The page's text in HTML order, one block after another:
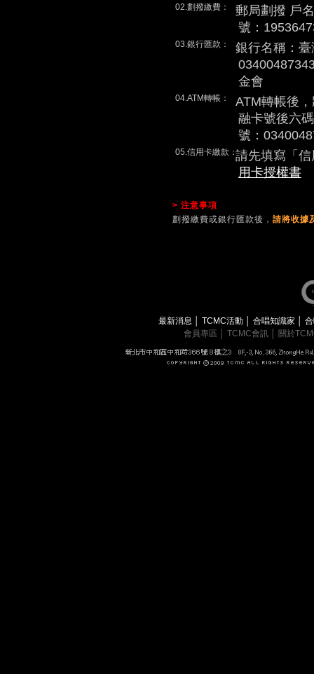
02.劃撥繳費：
郵局劃撥 戶
號：
03.銀行匯款：
銀行名稱：
金會
04.ATM轉帳：
ATM轉帳後
融卡號後六
號：
05.信用卡繳款：請先填寫「
用卡授權書
> 注意事項
劃撥繳費或銀行匯款後， 請將收據
最新消息 TCMC活動 合唱知識家
會員專區
TCMC會訊 關於